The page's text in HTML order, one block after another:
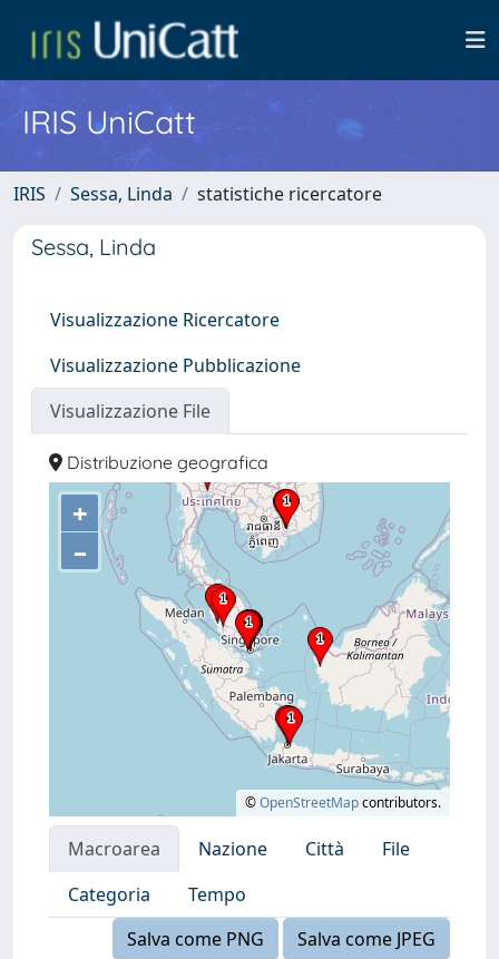
IRIS UniCatt
IRIS Sessa, Linda statistiche ricercatore
Sessa, Linda
Visualizzazione Ricercatore
Visualizzazione Pubblicazione
Visualizzazione File
Distribuzione geografica
+
–
©OpenStreetMapcontributors.
Macroarea Nazione Città
File
Categoria
Tempo
Salva come PNG
Salva come JPEG